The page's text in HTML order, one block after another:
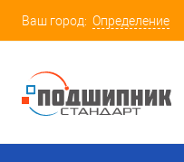
Ваш город: Определение